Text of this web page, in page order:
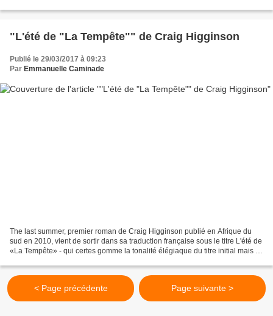
"L'été de "La Tempête"" de Craig Higginson
Publié le 29/03/2017 à 09:23
Par Emmanuelle Caminade
The last summer, premier roman de Craig Higginson publié en Afrique du
sud en 2010, vient de sortir dans sa traduction française sous le titre L'été de
«La Tempête» - qui certes gomme la tonalité élégiaque du titre initial mais a
< Page précédente Page suivante >